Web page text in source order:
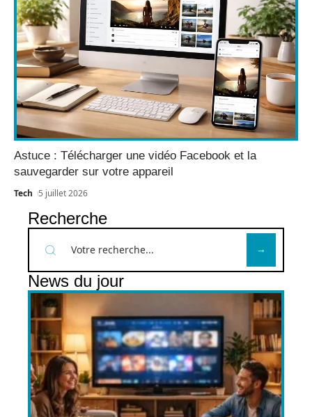
Astuce : Télécharger une vidéo Facebook et la
sauvegarder sur votre appareil
Tech 5 juillet 2026
Recherche
News du jour